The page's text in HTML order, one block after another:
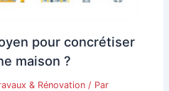
pour concrétiser
maison ?
& Rénovation / Par